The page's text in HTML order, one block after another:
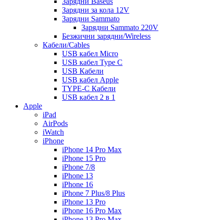
Зарядни за кола 12V
Зарядни Sammato
Зарядни Sammato 220V
Безжични зарядни/Wireless
Кабели/Cables
USB кабел Micro
USB кабел Type C
USB Кабели
USB кабел Apple
TYPE-C Кабели
USB кабел 2 в 1
Apple
iPad
AirPods
iWatch
iPhone
iPhone 14 Pro Max
iPhone 15 Pro
iPhone 7/8
iPhone 13
iPhone 16
iPhone 7 Plus/8 Plus
iPhone 13 Pro
iPhone 16 Pro Max